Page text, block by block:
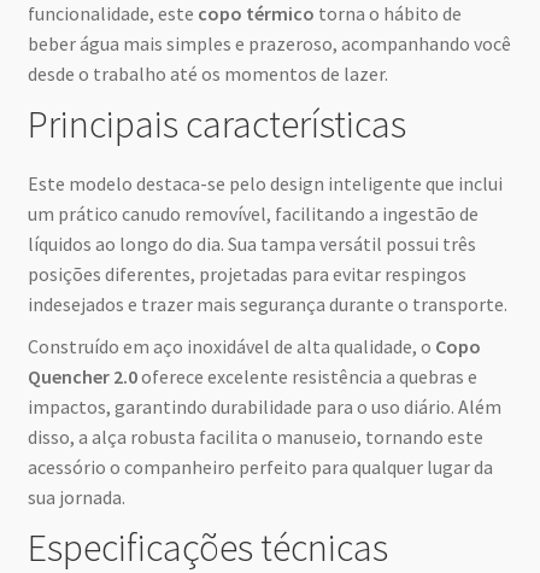
funcionalidade, este copo térmico torna o hábito de
beber água mais simples e prazeroso, acompanhando você
desde o trabalho até os momentos de lazer.
Principais características
Este modelo destaca-se pelo design inteligente que inclui
um prático canudo removível, facilitando a ingestão de
líquidos ao longo do dia. Sua tampa versátil possui três
posições diferentes, projetadas para evitar respingos
indesejados e trazer mais segurança durante o transporte.
Construído em aço inoxidável de alta qualidade, o Copo
Quencher 2.0oferece excelente resistência a quebras e
impactos, garantindo durabilidade para o uso diário. Além
disso, a alça robusta facilita o manuseio, tornando este
acessório o companheiro perfeito para qualquer lugar da
sua jornada.
Especificações técnicas